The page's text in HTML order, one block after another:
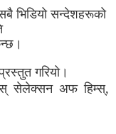
भिडियो सन्देशहरूको
गरियो।
सेलेक्सन अफ हिम्स्,